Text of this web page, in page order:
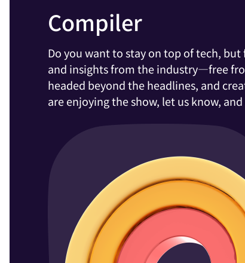
Compiler
Do you want to stay on top of tech,
and insights from the industry—free
headed beyond the headlines, and
are enjoying the show, let us know,